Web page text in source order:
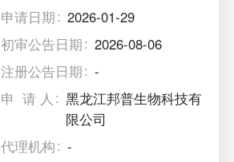
申请日期
2026-01-29
初审公告日期
2026-08-06
注册公告日期
-
申 请 人
黑龙江邦普生物科技有
限公司
代理机构
-